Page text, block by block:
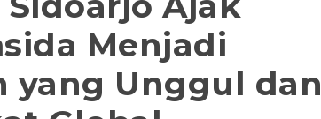
Menjadi
yang Unggul dan